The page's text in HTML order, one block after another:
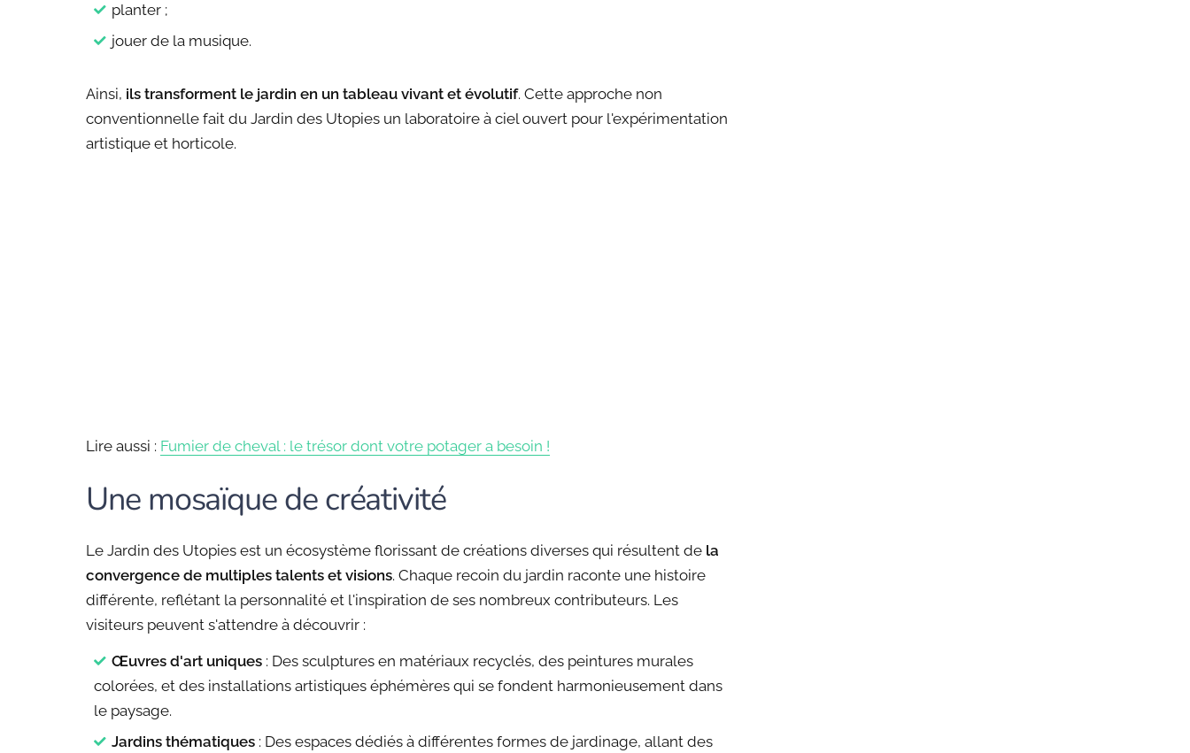
planter ;
jouer de la musique.
Ainsi, ils transforment le jardin en un tableau vivant et évolutif. Cette approche non
conventionnelle fait du Jardin des Utopies un laboratoire à ciel ouvert pour l'expérimentation
artistique et horticole.
Lire aussi : Fumier de cheval : le trésor dont votre potager a besoin !
Une mosaïque de créativité
Le Jardin des Utopies est un écosystème florissant de créations diverses qui résultent de la
convergence de multiples talents et visions. Chaque recoin du jardin raconte une histoire
différente, reflétant la personnalité et l'inspiration de ses nombreux contributeurs. Les
visiteurs peuvent s'attendre à découvrir :
Œuvres d'art uniques : Des sculptures en matériaux recyclés, des peintures murales
colorées, et des installations artistiques éphémères qui se fondent harmonieusement dans
le paysage.
Jardins thématiques : Des espaces dédiés à différentes formes de jardinage, allant des